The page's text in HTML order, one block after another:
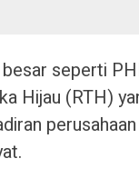
seperti
Hijau (RTH)